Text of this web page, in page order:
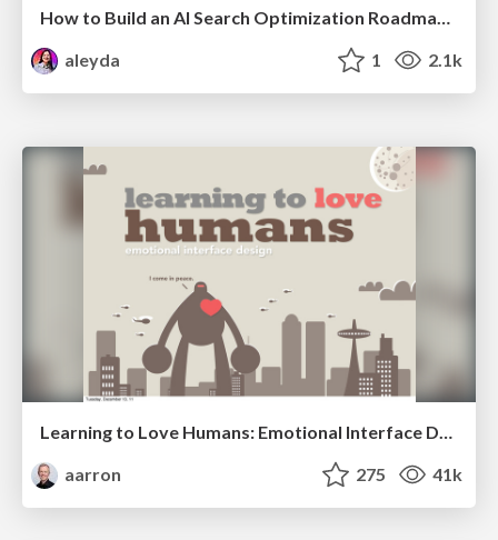
How to Build an AI Search Optimization Roadmap - Criteria and Steps to Take #SEOIRL
aleyda
1 2.1k
aarron
275 41k